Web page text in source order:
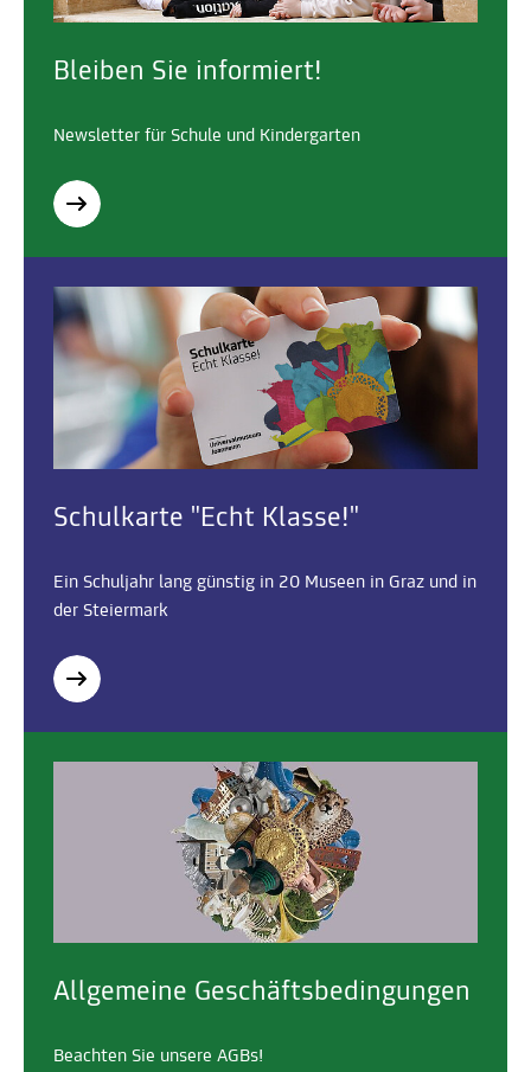
Bleiben Sie informiert!
Newsletter für Schule und Kindergarten
Schulkarte "Echt Klasse!"
Ein Schuljahr lang günstig in 20 Museen in Graz und in
der Steiermark
Allgemeine Geschäftsbedingungen
Beachten Sie unsere AGBs!